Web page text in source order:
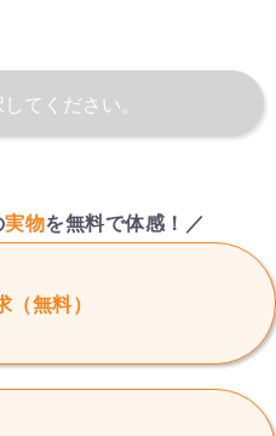
てください。
実物を無料で体感！／
（無料）